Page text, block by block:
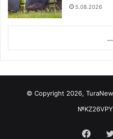
5.08.2026
...
© Copyright 2026,